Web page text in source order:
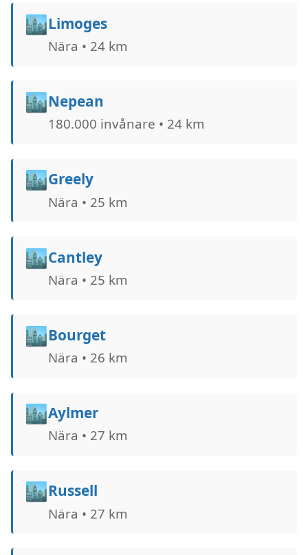
🏙️Limoges
Nära • 24 km
🏙️Nepean
180.000 invånare • 24 km
🏙️Greely
Nära • 25 km
🏙️Cantley
Nära • 25 km
🏙️Bourget
Nära • 26 km
🏙️Aylmer
Nära • 27 km
🏙️Russell
Nära • 27 km